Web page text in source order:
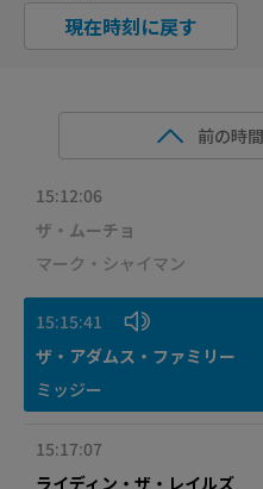
現在時刻に戻す
前の時
15:12:06
ザ・ムーチョ
マーク・シャイマン
15:15:41
ザ・アダムス・ファミリー
ミッジー
15:17:07
ライディン・ザ・レイルズ